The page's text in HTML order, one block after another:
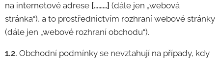
na internetové adrese [………] (dále jen „webová
stránka“), a to prostřednictvím rozhraní webové stránky
(dále jen „webové rozhraní obchodu“).
1.2. Obchodní podmínky se nevztahují na případy, kdy